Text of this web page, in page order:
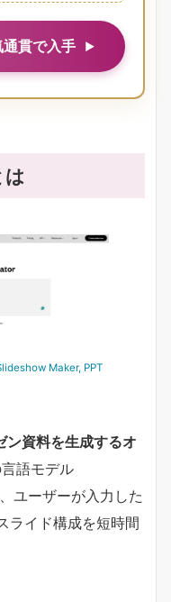
貫で入手
Maker, PPT
ン資料を生成するオ
語モデル
ユーザーが入力した
ライド構成を短時間